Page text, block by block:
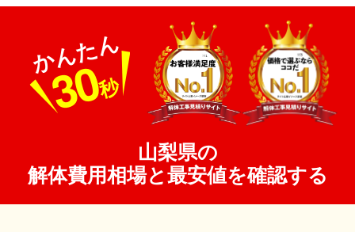
かんたん
30秒
山梨県の
解体費用相場と最安値を確認する